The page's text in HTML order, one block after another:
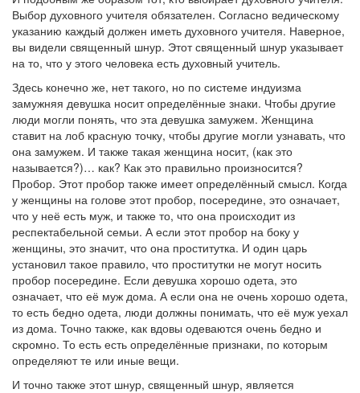
Выбор духовного учителя обязателен. Согласно ведическому
указанию каждый должен иметь духовного учителя. Наверное,
вы видели священный шнур. Этот священный шнур указывает
на то, что у этого человека есть духовный учитель.
Здесь конечно же, нет такого, но по системе индуизма
замужняя девушка носит определённые знаки. Чтобы другие
люди могли понять, что эта девушка замужем. Женщина
ставит на лоб красную точку, чтобы другие могли узнавать, что
она замужем. И также такая женщина носит, (как это
называется?)… как? Как это правильно произносится?
Пробор. Этот пробор также имеет определённый смысл. Когда
у женщины на голове этот пробор, посередине, это означает,
что у неё есть муж, и также то, что она происходит из
респектабельной семьи. А если этот пробор на боку у
женщины, это значит, что она проститутка. И один царь
установил такое правило, что проститутки не могут носить
пробор посередине. Если девушка хорошо одета, это
означает, что её муж дома. А если она не очень хорошо одета,
то есть бедно одета, люди должны понимать, что её муж уехал
из дома. Точно также, как вдовы одеваются очень бедно и
скромно. То есть есть определённые признаки, по которым
определяют те или иные вещи.
И точно также этот шнур, священный шнур, является